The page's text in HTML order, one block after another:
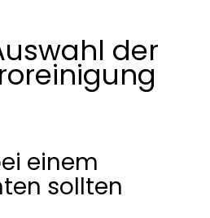
der
einem
sollten